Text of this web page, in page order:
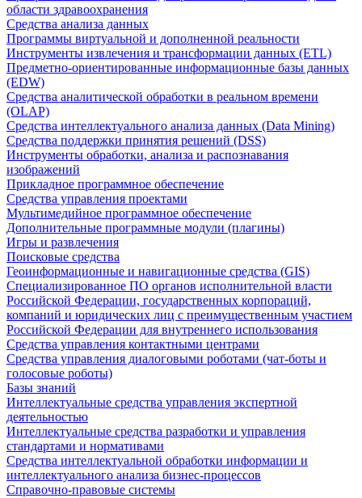
области здравоохранения
Средства анализа данных
Программы виртуальной и дополненной реальности
Инструменты извлечения и трансформации данных (ETL)
Предметно-ориентированные информационные базы данных
(EDW)
Средства аналитической обработки в реальном времени
(OLAP)
Средства интеллектуального анализа данных (Data Mining)
Средства поддержки принятия решений (DSS)
Инструменты обработки, анализа и распознавания
изображений
Прикладное программное обеспечение
Средства управления проектами
Мультимедийное программное обеспечение
Дополнительные программные модули (плагины)
Игры и развлечения
Поисковые средства
Геоинформационные и навигационные средства (GIS)
Специализированное ПО органов исполнительной власти
Российской Федерации, государственных корпораций,
компаний и юридических лиц с преимущественным участием
Российской Федерации для внутреннего использования
Средства управления контактными центрами
Средства управления диалоговыми роботами (чат-боты и
голосовые роботы)
Базы знаний
Интеллектуальные средства управления экспертной
деятельностью
Интеллектуальные средства разработки и управления
стандартами и нормативами
Средства интеллектуальной обработки информации и
интеллектуального анализа бизнес-процессов
Справочно-правовые системы